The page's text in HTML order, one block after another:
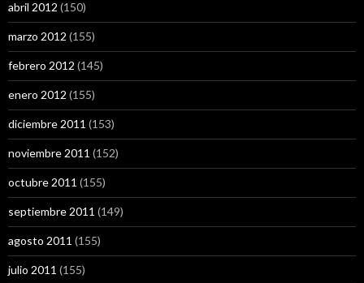
abril 2012 (150)
marzo 2012 (155)
febrero 2012 (145)
enero 2012 (155)
diciembre 2011 (153)
noviembre 2011 (152)
octubre 2011 (155)
septiembre 2011 (149)
agosto 2011 (155)
julio 2011 (155)